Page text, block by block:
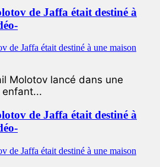
de Jaffa était destiné à
Molotov lancé dans une
de Jaffa était destiné à